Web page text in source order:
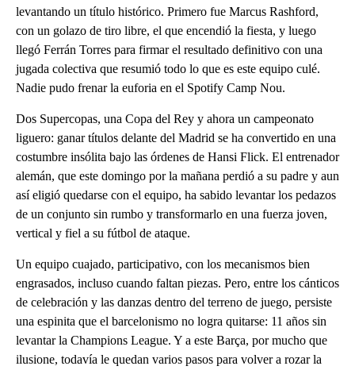
levantando un título histórico. Primero fue Marcus Rashford,
con un golazo de tiro libre, el que encendió la fiesta, y luego
llegó Ferrán Torres para firmar el resultado definitivo con una
jugada colectiva que resumió todo lo que es este equipo culé.
Nadie pudo frenar la euforia en el Spotify Camp Nou.
Dos Supercopas, una Copa del Rey y ahora un campeonato
liguero: ganar títulos delante del Madrid se ha convertido en una
costumbre insólita bajo las órdenes de Hansi Flick. El entrenador
alemán, que este domingo por la mañana perdió a su padre y aun
así eligió quedarse con el equipo, ha sabido levantar los pedazos
de un conjunto sin rumbo y transformarlo en una fuerza joven,
vertical y fiel a su fútbol de ataque.
Un equipo cuajado, participativo, con los mecanismos bien
engrasados, incluso cuando faltan piezas. Pero, entre los cánticos
de celebración y las danzas dentro del terreno de juego, persiste
una espinita que el barcelonismo no logra quitarse: 11 años sin
levantar la Champions League. Y a este Barça, por mucho que
ilusione, todavía le quedan varios pasos para volver a rozar la